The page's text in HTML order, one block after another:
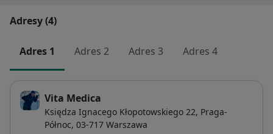
Adresy (4)
Adres 1 Adres 2 Adres 3 Adres 4
Vita Medica
Księdza Ignacego Kłopotowskiego 22, Praga-
Północ, 03-717 Warszawa